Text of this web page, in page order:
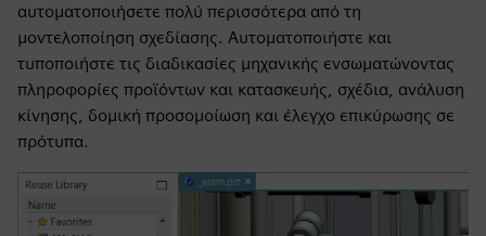
αυτοματοποιήσετε πολύ περισσότερα από τη
μοντελοποίηση σχεδίασης. Αυτοματοποιήστε και
τυποποιήστε τις διαδικασίες μηχανικής ενσωματώνοντας
πληροφορίες προϊόντων και κατασκευής, σχέδια, ανάλυση
κίνησης, δομική προσομοίωση και έλεγχο επικύρωσης σε
πρότυπα.